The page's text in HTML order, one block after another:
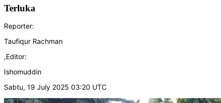
Terluka
Reporter:
Taufiqur Rachman
,Editor:
Ishomuddin
Sabtu, 19 July 2025 03:20 UTC